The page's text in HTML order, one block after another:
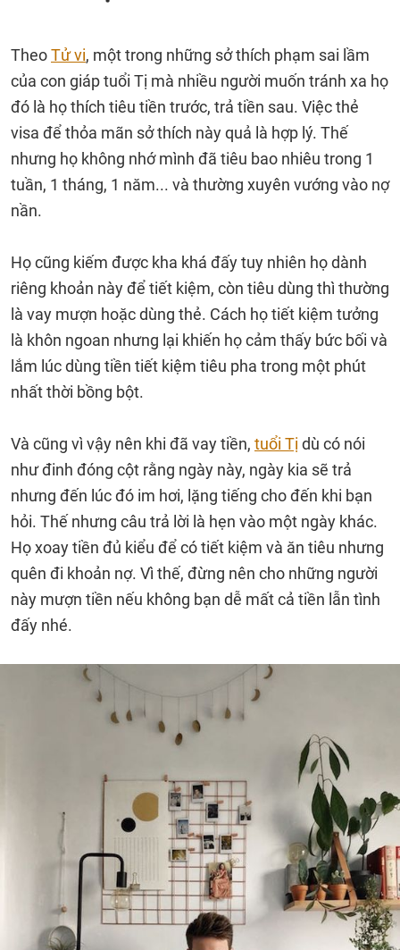
TheoTử vi, một trong những sở thích phạm sai lầm
của con giáp tuổi Tị mà nhiều người muốn tránh xa họ
đó là họ thích tiêu tiền trước, trả tiền sau. Việc thẻ
visa để thỏa mãn sở thích này quả là hợp lý. Thế
nhưng họ không nhớ mình đã tiêu bao nhiêu trong 1
tuần, 1 tháng, 1 năm... và thường xuyên vướng vào nợ
nần.
Họ cũng kiếm được kha khá đấy tuy nhiên họ dành
riêng khoản này để tiết kiệm, còn tiêu dùng thì thường
là vay mượn hoặc dùng thẻ. Cách họ tiết kiệm tưởng
là khôn ngoan nhưng lại khiến họ cảm thấy bức bối và
lắm lúc dùng tiền tiết kiệm tiêu pha trong một phút
nhất thời bồng bột.
Và cũng vì vậy nên khi đã vay tiền, tuổi Tị dù có nói
như đinh đóng cột rằng ngày này, ngày kia sẽ trả
nhưng đến lúc đó im hơi, lặng tiếng cho đến khi bạn
hỏi. Thế nhưng câu trả lời là hẹn vào một ngày khác.
Họ xoay tiền đủ kiểu để có tiết kiệm và ăn tiêu nhưng
quên đi khoản nợ. Vì thế, đừng nên cho những người
này mượn tiền nếu không bạn dễ mất cả tiền lẫn tình
đấy nhé.